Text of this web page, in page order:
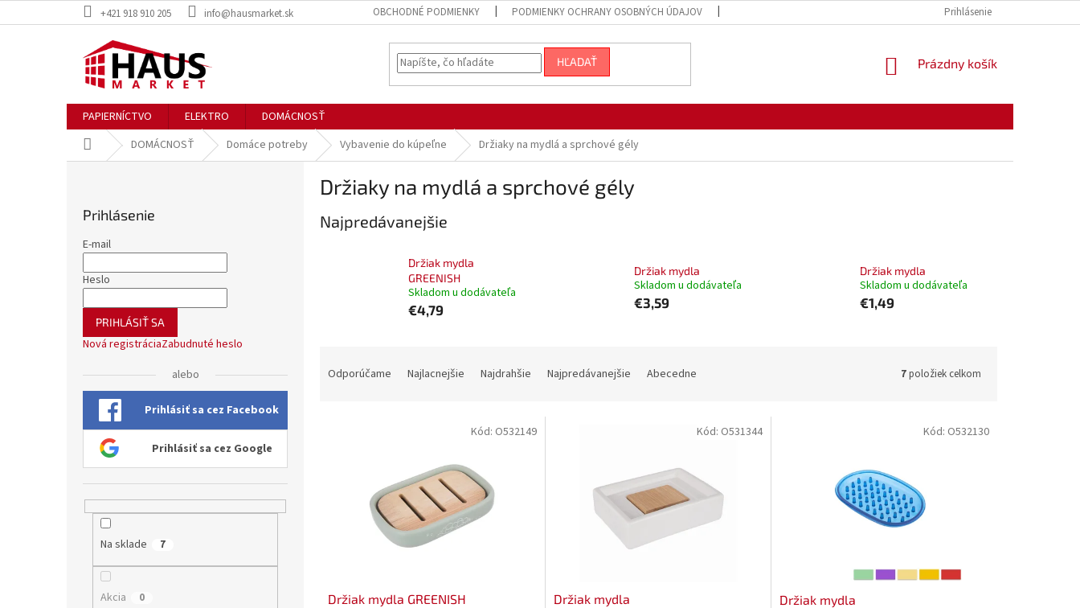
na
+421 918 910 205 info@hausmarket.sk OBCHODNÉ PODMIENKY PODMIENKY OCHRANY OSOBNÝCH ÚDAJOV Prihlásenie
HĽADAŤ
NÁKUPNÝ
Prázdny košík
PAPIERNÍCTVO ELEKTRO
DOMÁCNOSŤ
DomovDOMÁCNOSŤ Domáce potreby Vybavenie do kúpeľne Držiaky na mydlá a sprchové gély
Prihlásenie
E-mail
Heslo
PRIHLÁSIŤ SA
Nová registráciaZabudnuté heslo
alebo
Prihlásiť sa cez Facebook
Prihlásiť sa cez Google
Na sklade 7
Akcia 0
Držiaky na mydlá a sprchové gély
Najpredávanejšie
Držiak mydla
GREENISH
Skladom u dodávateľa
€4,79
Držiak mydla
Skladom u dodávateľa
€3,59
Držiak mydla
Skladom u dodávateľa
€1,49
Odporúčame Najlacnejšie Najdrahšie Najpredávanejšie Abecedne 7položiek celkom
Držiak mydla GREENISH
Kód: O532149
Držiak mydla
Kód: O531344
Držiak mydla
Kód: O532130